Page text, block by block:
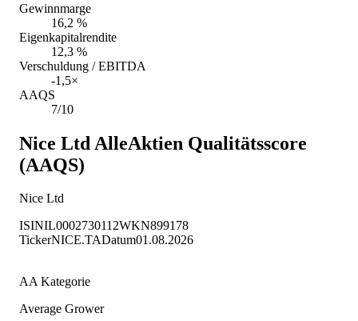
Gewinnmarge
16,2 %
Eigenkapitalrendite
12,3 %
Verschuldung / EBITDA
-1,5×
AAQS
7/10
Nice Ltd AlleAktien Qualitätsscore
(AAQS)
Nice Ltd
ISINIL0002730112WKN899178
TickerNICE.TADatum01.08.2026
AA Kategorie
Average Grower